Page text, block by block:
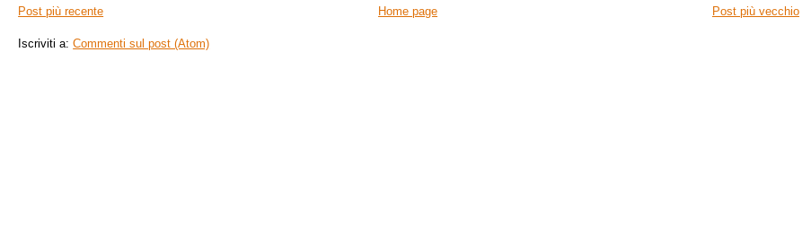
Post più recente Post più vecchio
Home page
Iscriviti a:Commenti sul post (Atom)